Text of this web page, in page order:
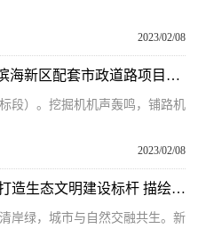
2023/02/08
天天新资讯：奋进“开门红”！滨海新区配套市政道路项目（二标段）按下节后“重启键”
段）。挖掘机机声轰鸣，铺路机
2023/02/08
聚焦高质量发展｜海南三亚：打造生态文明建设标杆 描绘幸福绿城
岸绿，城市与自然交融共生。新